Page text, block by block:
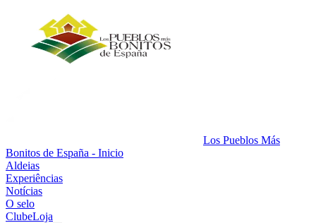
Los Pueblos Más
Bonitos de España - Inicio
Aldeias
Experiências
Notícias
O selo
ClubeLoja